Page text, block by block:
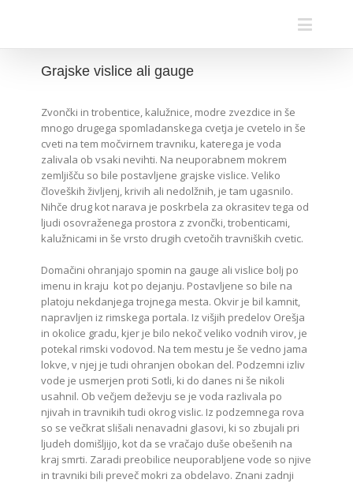
Grajske vislice ali gauge
Zvončki in trobentice, kalužnice, modre zvezdice in še
mnogo drugega spomladanskega cvetja je cvetelo in še
cveti na tem močvirnem travniku, katerega je voda
zalivala ob vsaki nevihti. Na neuporabnem mokrem
zemljišču so bile postavljene grajske vislice. Veliko
človeških življenj, krivih ali nedolžnih, je tam ugasnilo.
Nihče drug kot narava je poskrbela za okrasitev tega od
ljudi osovraženega prostora z zvončki, trobenticami,
kalužnicami in še vrsto drugih cvetočih travniških cvetic.
Domačini ohranjajo spomin na gauge ali vislice bolj po
imenu in kraju kot po dejanju. Postavljene so bile na
platoju nekdanjega trojnega mesta. Okvir je bil kamnit,
napravljen iz rimskega portala. Iz višjih predelov Orešja
in okolice gradu, kjer je bilo nekoč veliko vodnih virov, je
potekal rimski vodovod. Na tem mestu je še vedno jama
lokve, v njej je tudi ohranjen obokan del. Podzemni izliv
vode je usmerjen proti Sotli, ki do danes ni še nikoli
usahnil. Ob večjem deževju se je voda razlivala po
njivah in travnikih tudi okrog vislic. Iz podzemnega rova
so se večkrat slišali nenavadni glasovi, ki so zbujali pri
ljudeh domišljijo, kot da se vračajo duše obešenih na
kraj smrti. Zaradi preobilice neuporabljene vode so njive
in travniki bili preveč mokri za obdelavo. Znani zadnji